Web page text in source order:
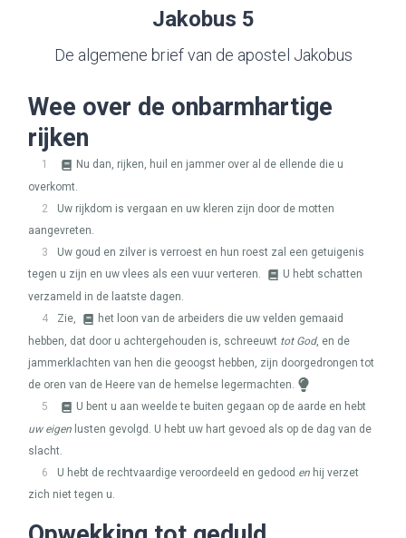
Jakobus 5
De algemene brief van de apostel Jakobus
Wee over de onbarmhartige
rijken
1
Nu dan, rijken, huil en jammer over al de ellende die u
overkomt.
2
Uw rijkdom is vergaan en uw kleren zijn door de motten
aangevreten.
3
Uw goud en zilver is verroest en hun roest zal een getuigenis
tegen u zijn en uw vlees als een vuur verteren.
U hebt schatten
verzameld in de laatste dagen.
4
Zie,
het loon van de arbeiders die uw velden gemaaid
hebben, dat door u achtergehouden is, schreeuwt tot God, en de
jammerklachten van hen die geoogst hebben, zijn doorgedrongen tot
de oren van de Heere van de hemelse legermachten.
5
U bent u aan weelde te buiten gegaan op de aarde en hebt
uw eigen lusten gevolgd. U hebt uw hart gevoed als op de dag van de
slacht.
6
U hebt de rechtvaardige veroordeeld en gedood en hij verzet
zich niet tegen u.